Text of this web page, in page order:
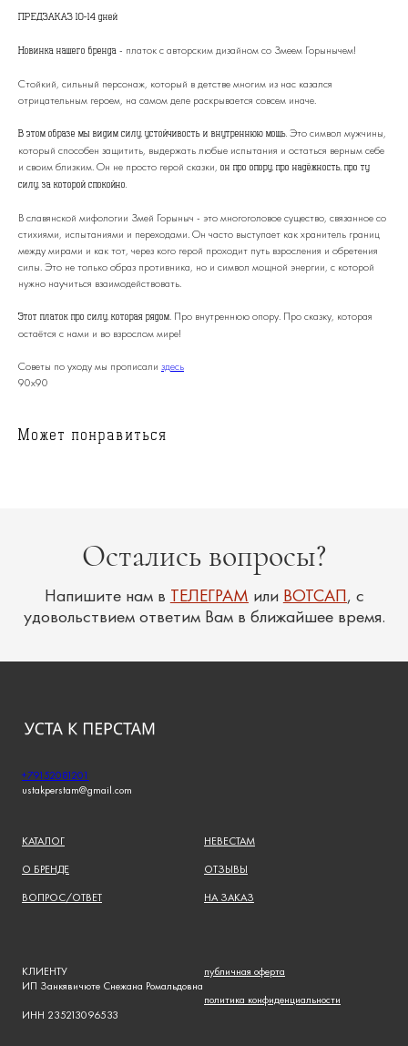
ПРЕДЗАКАЗ 10-14 дней
Новинка нашего бренда - платок с авторским дизайном со Змеем Горынычем!
Стойкий, сильный персонаж, который в детстве многим из нас казался
отрицательным героем, на самом деле раскрывается совсем иначе.
В этом образе мы видим силу, устойчивость и внутреннюю мощь. Это символ мужчины,
который способен защитить, выдержать любые испытания и остаться верным себе
и своим близким. Он не просто герой сказки, он про опору, про надёжность, про ту
силу, за которой спокойно.
В славянской мифологии Змей Горыныч - это многоголовое существо, связанное со
стихиями, испытаниями и переходами. Он часто выступает как хранитель границ
между мирами и как тот, через кого герой проходит путь взросления и обретения
силы. Это не только образ противника, но и символ мощной энергии, с которой
нужно научиться взаимодействовать.
Этот платок про силу, которая рядом. Про внутреннюю опору. Про сказку, которая
остаётся с нами и во взрослом мире!
Советы по уходу мы прописали здесь
90х90
Может понравиться
Напишите нам вТЕЛЕГРАМ или ВОТСАП , с
удовольствием ответим Вам в ближайшее время.
Остались вопросы?
+79152081201
ustakperstam@gmail.com
КАТАЛОГ
О БРЕНДЕ
ВОПРОС/ОТВЕТ
НЕВЕСТАМ
ОТЗЫВЫ
НА ЗАКАЗ
КЛИЕНТУ
ИП Занкявичюте Снежана Ромальдовна
ИНН 235213096533
публичная оферта
политика конфиденциальности